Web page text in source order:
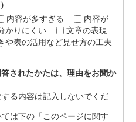
内容が多すぎる
内容が
かりにくい
文章の表現
や表の活用など見せ方の工夫
されたかたは、理由をお聞か
る内容は記入しないでくだ
は下の「このページに関す